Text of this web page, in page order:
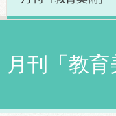
月刊「教育